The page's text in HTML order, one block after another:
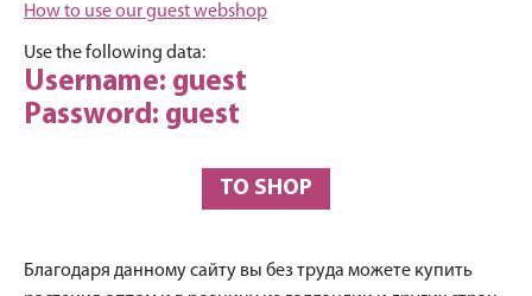
How to use our guest webshop
Use the following data:
Username: guest
Password: guest
TO SHOP
Благодаря данному сайту вы без труда можете купить